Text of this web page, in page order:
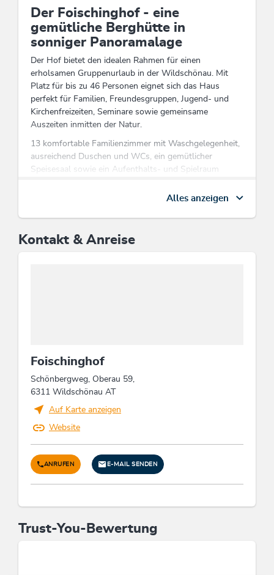
Der Foischinghof - eine
gemütliche Berghütte in
sonniger Panoramalage
Der Hof bietet den idealen Rahmen für einen
erholsamen Gruppenurlaub in der Wildschönau. Mit
Platz für bis zu 46 Personen eignet sich das Haus
perfekt für Familien, Freundesgruppen, Jugend- und
Kirchenfreizeiten, Seminare sowie gemeinsame
Auszeiten inmitten der Natur.
13 komfortable Familienzimmer mit Waschgelegenheit,
ausreichend Duschen und WCs, ein gemütlicher
Speisesaal sowie ein Aufenthalts- und Spielraum
Rund um den Foischinghof laden eine Grillhütte mit
zu gemeinsamen Aktivitäten im Freien ein. Auch bei
Wanderbus, Freischwimmbad, geführte
Wanderungen etc.
Wildschönau Card
Alles anzeigen
Kontakt & Anreise
Foischinghof
Schönbergweg, Oberau 59,
6311 Wildschönau AT
Auf Karte anzeigen
Website
ANRUFEN E-MAIL SENDEN
Trust-You-Bewertung